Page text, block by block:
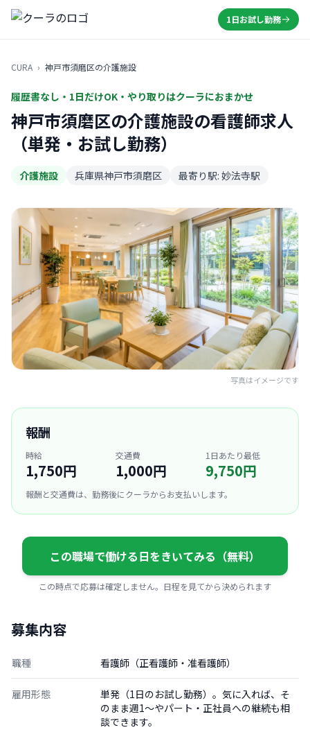
1日お試し勤務
CURA › 神戸市須磨区の介護施設
履歴書なし・1日だけOK・やり取りはクーラにおまかせ
神戸市須磨区の介護施設の看護師求人
（単発・お試し勤務）
介護施設 兵庫県神戸市須磨区 最寄り駅: 妙法寺駅
写真はイメージです
報酬
時給
1,750円
交通費
1,000円
1日あたり最低
9,750円
報酬と交通費は、勤務後にクーラからお支払いします。
この職場で働ける日をきいてみる（無料）
この時点で応募は確定しません。日程を見てから決められます
募集内容
職種 看護師（正看護師・准看護師）
雇用形態
単発（1日のお試し勤務）。気に入れば、そ
のまま週1〜やパート・正社員への継続も相
談できます。